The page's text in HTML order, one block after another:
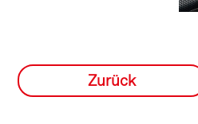
Zurück